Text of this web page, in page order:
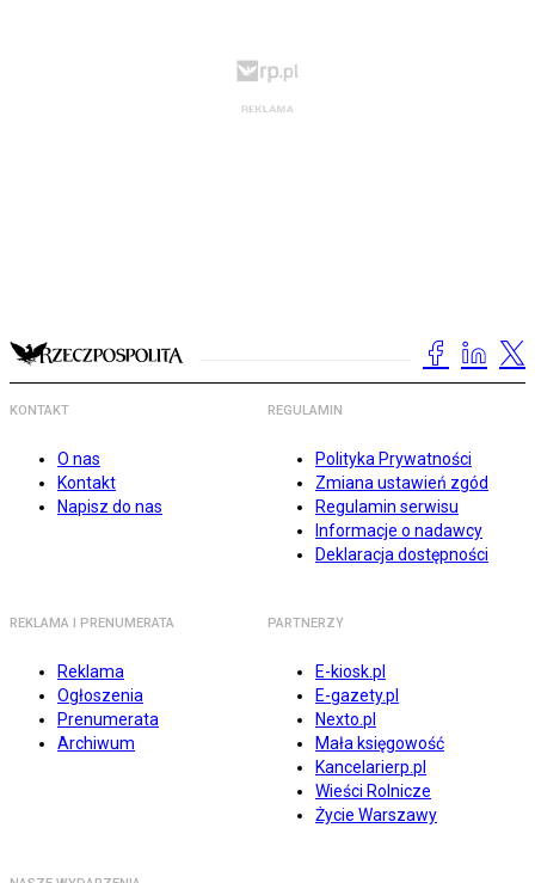
KONTAKT
O nas
Kontakt
Napisz do nas
REGULAMIN
Polityka Prywatności
Zmiana ustawień zgód
Regulamin serwisu
Informacje o nadawcy
Deklaracja dostępności
REKLAMA I PRENUMERATA
Reklama
Ogłoszenia
Prenumerata
Archiwum
PARTNERZY
E-kiosk.pl
E-gazety.pl
Nexto.pl
Mała księgowość
Kancelarierp.pl
Wieści Rolnicze
Życie Warszawy